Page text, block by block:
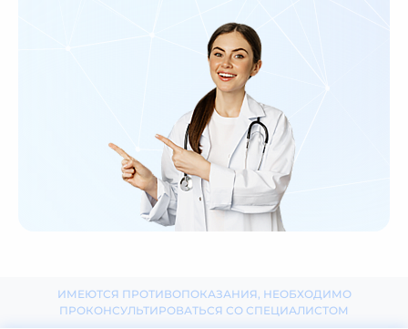
ИМЕЮТСЯ ПРОТИВОПОКАЗАНИЯ, НЕОБХОДИМО
ПРОКОНСУЛЬТИРОВАТЬСЯ СО СПЕЦИАЛИСТОМ